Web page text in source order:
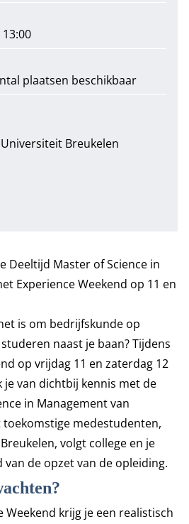
plaatsen beschikbaar
Breukelen
Deeltijd Master of Science in
Experience Weekend op 11 en
is om bedrijfskunde op
naast je baan? Tijdens
op vrijdag 11 en zaterdag 12
je van dichtbij kennis met de
in Management van
toekomstige medestudenten,
volgt college en je
de opzet van de opleiding.
Weekend krijg je een realistisch